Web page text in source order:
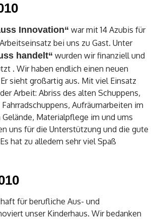
Innovation“ war mit 14 Azubis für
bei uns zu Gast. Unter
handelt“ wurden wir finanziell und
. Wir haben endlich einen neuen
sieht großartig aus. Mit viel Einsatz
Arbeit: Abriss des alten Schuppens,
Aufräumarbeiten im
Materialpflege im und ums
uns für die Unterstützung und die gute
hat zu alledem sehr viel Spaß
für berufliche Aus- und
unser Kinderhaus. Wir bedanken